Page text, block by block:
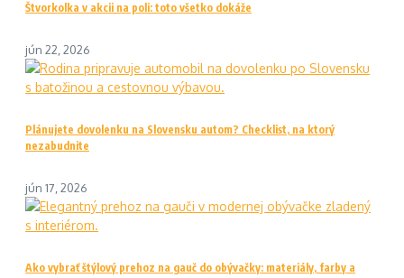
Štvorkolka v akcii na poli: toto všetko dokáže
jún 22, 2026
Plánujete dovolenku na Slovensku autom? Checklist, na ktorý
nezabudnite
jún 17, 2026
Ako vybrať štýlový prehoz na gauč do obývačky: materiály, farby a